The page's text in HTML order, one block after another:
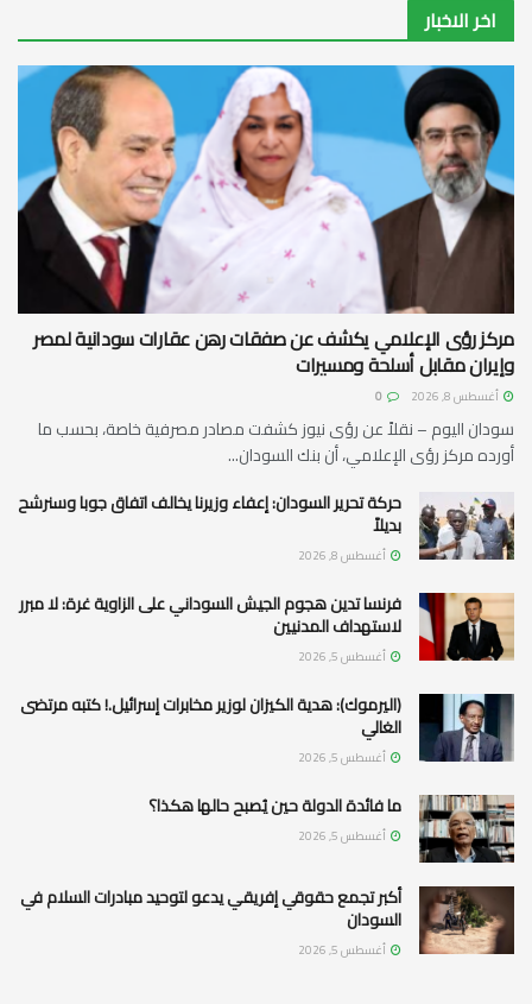
اخر الاخبار
مركز رؤى الإعلامي يكشف عن صفقات رهن عقارات سودانية لمصر
وإيران مقابل أسلحة ومسيرات
أغسطس 8, 2026
سودان اليوم – نقلاً عن رؤى نيوز كشفت مصادر مصرفية خاصة، بحسب ما
أورده مركز رؤى الإعلامي، أن بنك السودان...
حركة تحرير السودان: إعفاء وزيرنا يخالف اتفاق جوبا وسنرشح
بديلاً
أغسطس 8, 2026
فرنسا تدين هجوم الجيش السوداني على الزاوية غرة: لا مبرر
لاستهداف المدنيين
أغسطس 5, 2026
(اليرموك): هدية الكيزان لوزير مخابرات إسرائيل.! كتبه مرتضى
الغالي
أغسطس 5, 2026
ما فائدة الدولة حين يُصبح حالها هكذا؟
أغسطس 5, 2026
أكبر تجمع حقوقي إفريقي يدعو لتوحيد مبادرات السلام في
السودان
أغسطس 5, 2026